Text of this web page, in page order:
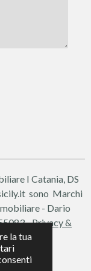
la tua
I Catania, DS
sono Marchi
- Dario
-Privacy &